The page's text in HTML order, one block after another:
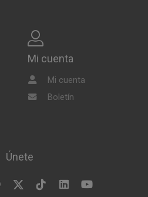
Mi cuenta
Mi cuenta
Boletín
Únete